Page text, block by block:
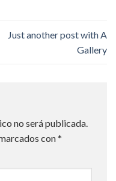
Just another post with A
Gallery
no será publicada.
con*